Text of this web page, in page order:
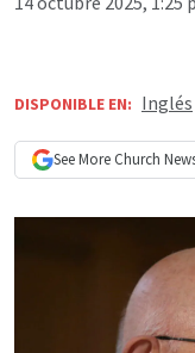
DISPONIBLE EN: Inglés
See More Church